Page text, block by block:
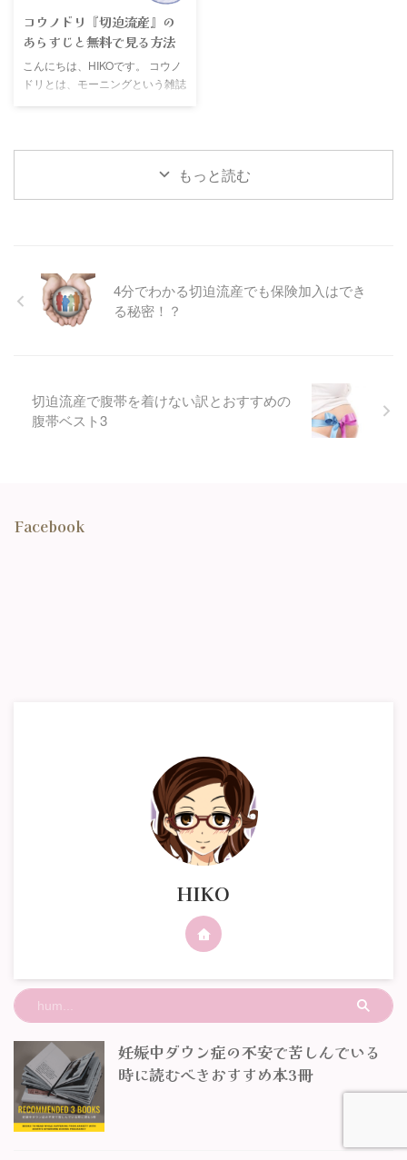
たせいではありません。また腹帯
をすることでは流産という最悪の
状態は防げません。正しい知識を
身に付け、正しく着用しましょ
う。
コウノドリ『切迫流産』の
あらすじと無料で見る方法
こんにちは、HIKOです。 コウノ
ドリとは、モーニングという雑誌
ては見れない』なんて感想が聞か
れる程、メッセージ性が強く、い
剛主演でテレビドラマ化されまし
た。2ndシーズンは2017年（平成
29年）10月13日（金曜）10時か
もっと読む
4分でわかる切迫流産でも保険加入はでき
る秘密！？
切迫流産で腹帯を着けない訳とおすすめの
腹帯ベスト3
Facebook
HIKO
妊娠中ダウン症の不安で苦しんでいる
時に読むべきおすすめ本3冊